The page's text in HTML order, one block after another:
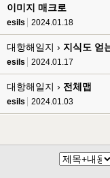
이미지 매크로
esils 2024.01.18
대항해일지 › 지식도 얻
esils 2024.01.17
대항해일지 › 전체맵
esils 2024.01.03
ㅋㅋㅋㅋㅋㅋㅋㅋ
esils
이게 db 접속자수로 잡는
밑에 일반웹게임이 더있었
esils
esils
다 펼쳐두면 너무길어서 ..